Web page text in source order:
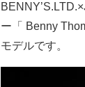
ー「 Benny
モデルです。